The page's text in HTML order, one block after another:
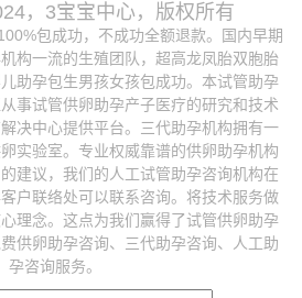
，3宝宝中心，版权所有
包成功，不成功全额退款。国内早期
构一流的生殖团队，超高龙凤胎双胞胎
助孕包生男孩女孩包成功。本试管助孕
事试管供卵助孕产子医疗的研究和技术
决中心提供平台。三代助孕机构拥有一
实验室。专业权威靠谱的供卵助孕机构
建议，我们的人工试管助孕咨询机构在
户联络处可以联系咨询。将技术服务做
理念。这点为我们赢得了试管供卵助孕
供卵助孕咨询、三代助孕咨询、人工助
孕咨询服务。